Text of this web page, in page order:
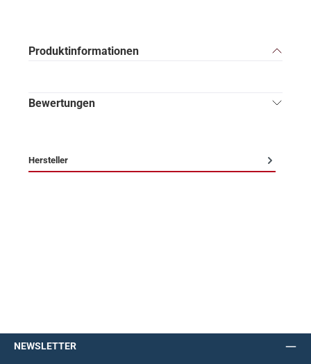
Produktinformationen
Bewertungen
Hersteller
NEWSLETTER